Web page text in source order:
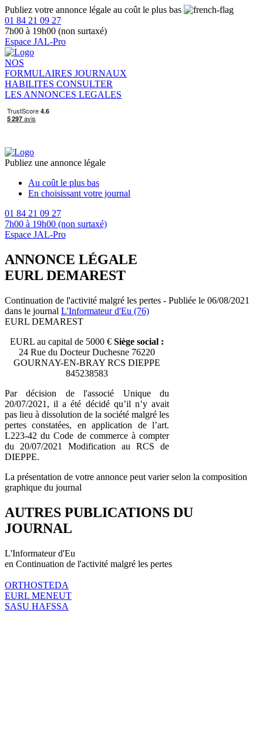
Publiez votre annonce légale au coût le plus bas
01 84 21 09 27
7h00 à 19h00 (non surtaxé)
Espace JAL-Pro
NOS
FORMULAIRES JOURNAUX
HABILITES CONSULTER
LES ANNONCES LEGALES
Publiez une annonce légale
Au coût le plus bas
En choisissant votre journal
01 84 21 09 27
7h00 à 19h00 (non surtaxé)
Espace JAL-Pro
ANNONCE LÉGALE
EURL DEMAREST
Continuation de l'activité malgré les pertes - Publiée le 06/08/2021
dans le journal L'Informateur d'Eu (76)
EURL DEMAREST
EURL au capital de 5000 € Siège social :
24 Rue du Docteur Duchesne 76220
GOURNAY-EN-BRAY RCS DIEPPE
845238583
Par décision de l'associé Unique du
20/07/2021, il a été décidé qu’il n’y avait
pas lieu à dissolution de la société malgré les
pertes constatées, en application de l’art.
L223-42 du Code de commerce à compter
du 20/07/2021 Modification au RCS de
DIEPPE.
La présentation de votre annonce peut varier selon la composition
graphique du journal
AUTRES PUBLICATIONS DU
JOURNAL
L'Informateur d'Eu
en Continuation de l'activité malgré les pertes
ORTHOSTEDA
EURL MENEUT
SASU HAFSSA